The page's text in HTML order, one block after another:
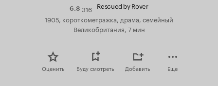
6.8Рейтинг
316 Rescued by Rover
1905, короткометражка, драма, семейный
Великобритания, 7 мин
Оценить Буду смотреть Добавить Еще